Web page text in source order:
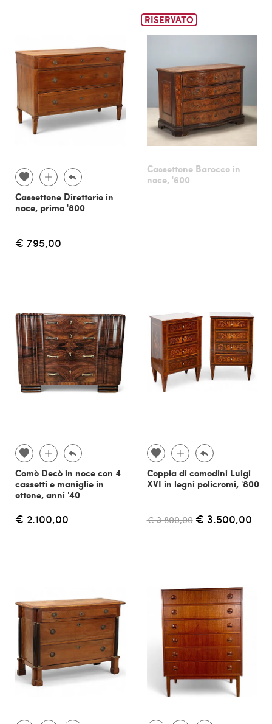
Cassettone Direttorio in
noce, primo '800
€ 795,00
RISERVATO
Cassettone Barocco in
noce, '600
Comò Decò in noce con 4
cassetti e maniglie in
ottone, anni '40
€ 2.100,00
Coppia di comodini Luigi
XVI in legni policromi, '800
€ 3.800,00 € 3.500,00